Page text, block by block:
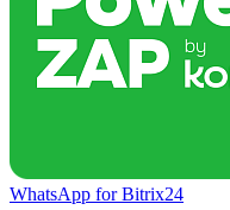
WhatsApp for Bitrix24